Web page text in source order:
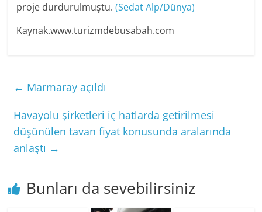
proje durdurulmuştu.(Sedat Alp/Dünya)
Kaynak.www.turizmdebusabah.com
← Marmaray açıldı
Havayolu şirketleri iç hatlarda getirilmesi
düşünülen tavan fiyat konusunda aralarında
anlaştı →
Bunları da sevebilirsiniz